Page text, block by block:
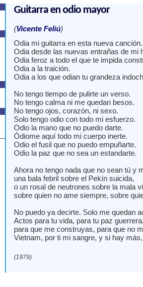
Guitarra en odio mayor
(Vicente Feliú)
Odia mi guitarra en esta nueva canción.
Odia desde las nuevas entrañas de mi
Odia feroz a todo el que te impida
Odia a la traición.
Odia a los que odian tu grandeza
No tengo tiempo de pulirte un verso.
No tengo calma ni me quedan besos.
No tengo ojos, corazón, ni sexo.
Solo tengo odio con todo mi esfuerzo.
Odio la mano que no puedo darte.
Ódiome aquí todo mi cuerpo inerte.
Odio el fusil que no puedo empuñarte.
Odio la paz que no sea un estandarte.
Ahora no tengo nada que no sean tú y
una bala febril sobre el Pekín suicida,
o un rosal de neutrones sobre la mala
sobre quien no ame siempre, sobre
No puedo ya decirte. Solo me quedan
Actos para tu vida, para tu paz guerrera,
para que me construyas, para que no
Vietnam, por ti mi sangre, y si hay
(1979)